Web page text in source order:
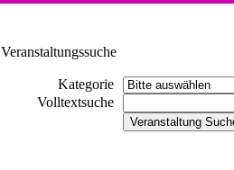
Veranstaltungssuche
Kategorie
Volltextsuche